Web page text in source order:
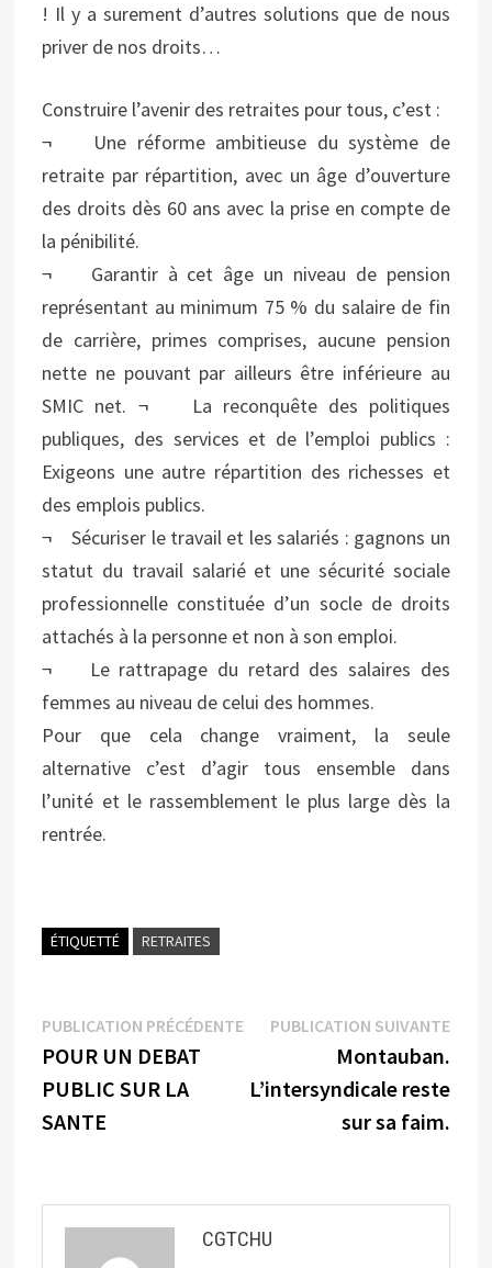
! Il y a surement d’autres solutions que de nous
priver de nos droits…
Construire l’avenir des retraites pour tous, c’est :
¬ Une réforme ambitieuse du système de
retraite par répartition, avec un âge d’ouverture
des droits dès 60 ans avec la prise en compte de
la pénibilité.
¬ Garantir à cet âge un niveau de pension
représentant au minimum 75 % du salaire de fin
de carrière, primes comprises, aucune pension
nette ne pouvant par ailleurs être inférieure au
SMIC net. ¬ La reconquête des politiques
publiques, des services et de l’emploi publics :
Exigeons une autre répartition des richesses et
des emplois publics.
¬ Sécuriser le travail et les salariés : gagnons un
statut du travail salarié et une sécurité sociale
professionnelle constituée d’un socle de droits
attachés à la personne et non à son emploi.
¬ Le rattrapage du retard des salaires des
femmes au niveau de celui des hommes.
Pour que cela change vraiment, la seule
alternative c’est d’agir tous ensemble dans
l’unité et le rassemblement le plus large dès la
rentrée.
ÉTIQUETTÉ RETRAITES
Navigation
de
l’article
PUBLICATION PRÉCÉDENTEPublication
précédente :
POUR UN DEBAT
PUBLIC SUR LA
SANTE
PUBLICATION SUIVANTE
Montauban.
L’intersyndicale reste
sur sa faim.
CGTCHU